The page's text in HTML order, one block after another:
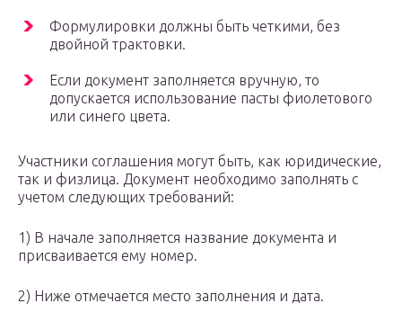
Формулировки должны быть четкими, без
двойной трактовки.
Если документ заполняется вручную, то
допускается использование пасты фиолетового
или синего цвета.
Участники соглашения могут быть, как юридические,
так и физлица. Документ необходимо заполнять с
учетом следующих требований:
1) В начале заполняется название документа и
присваивается ему номер.
2) Ниже отмечается место заполнения и дата.